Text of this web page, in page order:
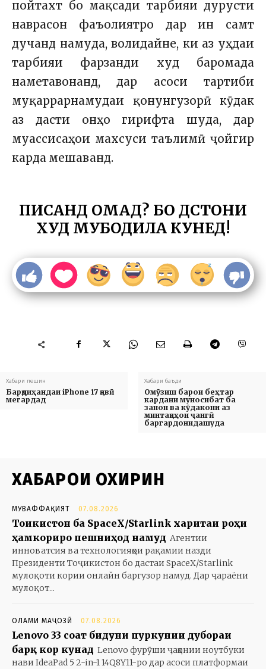
пойтахт бо мақсади тарбияи дурусти
наврасон фаъолиятро дар ин самт
дучанд намуда, волидайне, ки аз уҳдаи
тарбияи фарзанди худ баромада
наметавонанд, дар асоси тартиби
муқаррарнамудаи қонунгузорӣ кӯдак
аз дасти онҳо гирифта шуда, дар
муассисаҳои махсуси таълимӣ ҷойгир
карда мешаванд.
ПИСАНД ОМАД? БО ДӮСТОНИ
ХУД МУБОДИЛА КУНЕД!
Хабари пешин
Барқдиҳандаи iPhone 17 қавӣ
мегардад
Хабари баъди
Омӯзиш барои беҳтар
кардани муносибат ба
занон ва кӯдакони аз
минтақаҳои ҷангӣ
баргардонидашуда
ХАБАРҲОИ ОХИРИН
МУВАФФАҚИЯТ 07.08.2026
Тоҷикистон ба SpaceX/Starlink харитаи роҳи
ҳамкориро пешниҳод намуд Агентии
инноватсия ва технологияҳои рақамии назди
Президенти Тоҷикистон бо дастаи SpaceX/Starlink
мулоқоти кории онлайн баргузор намуд. Дар ҷараёни
мулоқот...
ОЛАМИ МАҶОЗӢ 07.08.2026
Lenovo 33 соат бидуни пуркунии дубораи
барқ кор кунад Lenovo фурӯши ҷаҳонии ноутбуки
нави IdeaPad 5 2-in-1 14Q8Y11-ро дар асоси платформаи